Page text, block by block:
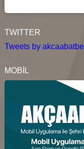
TWITTER
Tweets by akcaabatbel
MOBİL